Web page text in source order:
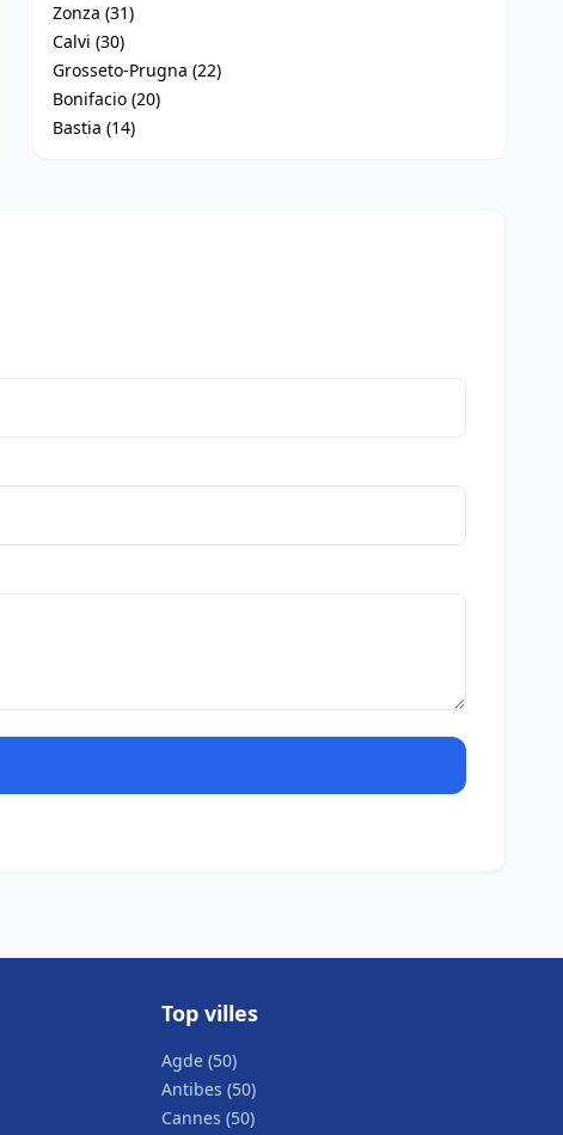
Zonza (31)
Calvi (30)
Grosseto-Prugna (22)
Bonifacio (20)
Bastia (14)
Top villes
Agde (50)
Antibes (50)
Cannes (50)